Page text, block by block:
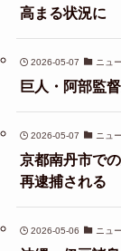
高まる状況に
2026-05-07 ニュ
巨人・阿部監
2026-05-07 ニュ
京都南丹市で
再逮捕される
2026-05-06 ニュ